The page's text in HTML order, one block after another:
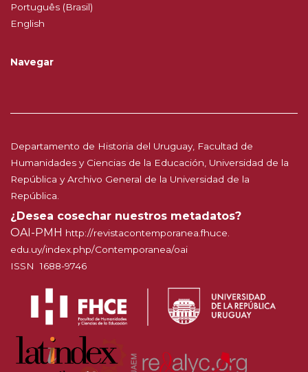
Português (Brasil)
English
Navegar
Departamento de Historia del Uruguay, Facultad de
Humanidades y Ciencias de la Educación, Universidad de la
República y Archivo General de la Universidad de la
República.
¿Desea cosechar nuestros metadatos?
OAI-PMH http://revistacontemporanea.fhuce.
edu.uy/index.php/Contemporanea/oai
ISSN 1688-9746